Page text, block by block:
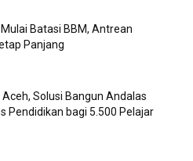
Batasi BBM, Antrean
Panjang
Aceh, Solusi Bangun Andalas
Pendidikan bagi 5.500 Pelajar